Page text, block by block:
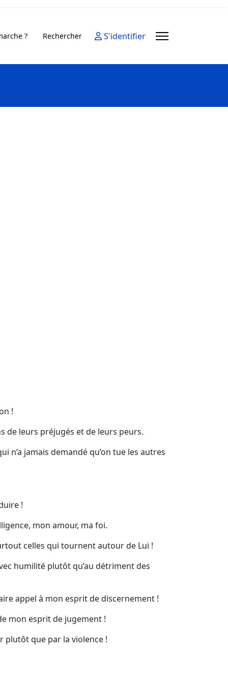
? Rechercher S'identifier
!
de leurs préjugés et de leurs peurs.
n’a jamais demandé qu’on tue les autres
!
mon amour, ma foi.
celles qui tournent autour de Lui !
humilité plutôt qu’au détriment des
appel à mon esprit de discernement !
mon esprit de jugement !
plutôt que par la violence !